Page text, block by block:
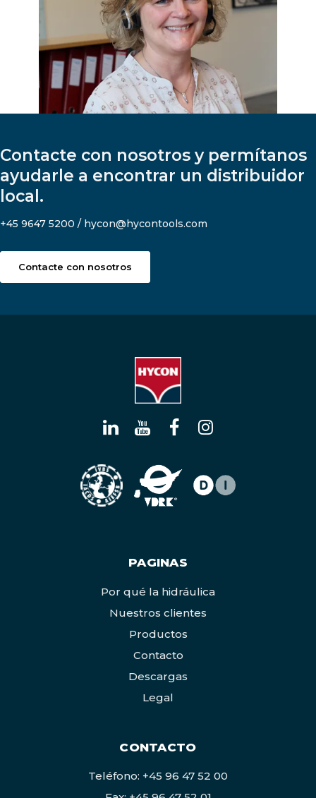
Contacte con nosotros y permítanos
ayudarle a encontrar un distribuidor
local.
+45 9647 5200 / hycon@hycontools.com
Contacte con nosotros
PAGINAS
Por qué la hidráulica
Nuestros clientes
Productos
Contacto
Descargas
Legal
CONTACTO
Teléfono: +45 96 47 52 00